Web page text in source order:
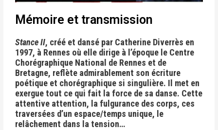
Mémoire et transmission
Stance II, créé et dansé par Catherine Diverrès en
1997, à Rennes où elle dirige à l’époque le Centre
Chorégraphique National de Rennes et de
Bretagne, reflète admirablement son écriture
poétique et chorégraphique si singulière. Il met en
exergue tout ce qui fait la force de sa danse. Cette
attentive attention, la fulgurance des corps, ces
traversées d’un espace/temps unique, le
relâchement dans la tension…